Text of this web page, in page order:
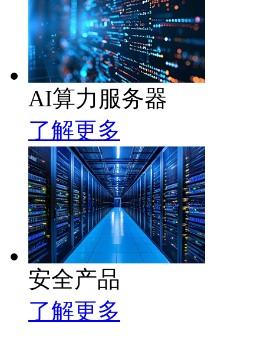
AI算力服务器
了解更多
安全产品
了解更多